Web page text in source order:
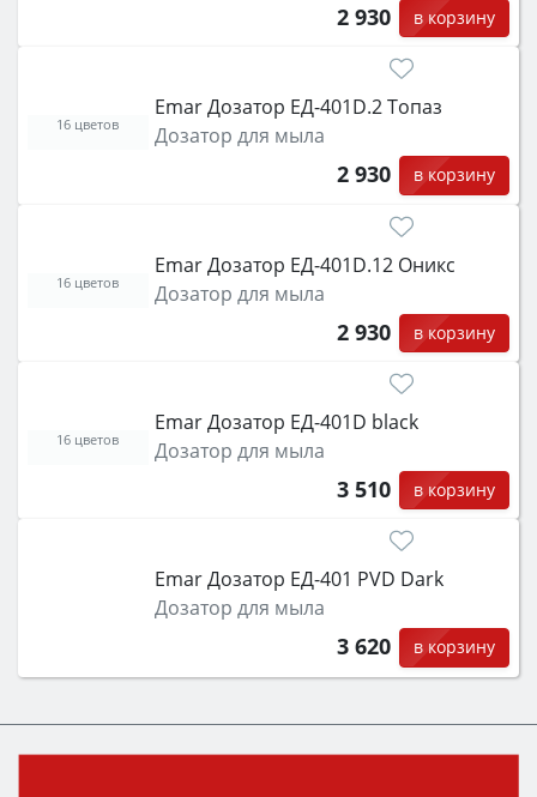
2 930 в корзину
Emar Дозатор ЕД-401D.2 Топаз
Дозатор для мыла
2 930 в корзину
16 цветов
Emar Дозатор ЕД-401D.12 Оникс
Дозатор для мыла
2 930 в корзину
16 цветов
Emar Дозатор ЕД-401D black
Дозатор для мыла
3 510 в корзину
16 цветов
Emar Дозатор ЕД-401 PVD Dark
Дозатор для мыла
3 620 в корзину